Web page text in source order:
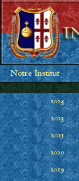
Notre Institut
2024
2023
2021
2020
2019